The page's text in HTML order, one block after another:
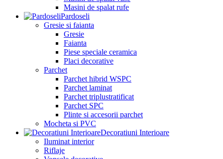
Masini de spalat rufe
Pardoseli
Gresie si faianta
Gresie
Faianta
Piese speciale ceramica
Placi decorative
Parchet
Parchet hibrid WSPC
Parchet laminat
Parchet triplustratificat
Parchet SPC
Plinte si accesorii parchet
Mocheta si PVC
Decoratiuni Interioare
Iluminat interior
Riflaje